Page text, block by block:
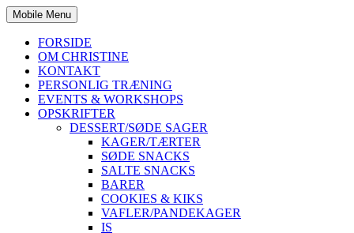
Mobile Menu
FORSIDE
OM CHRISTINE
KONTAKT
PERSONLIG TRÆNING
EVENTS & WORKSHOPS
OPSKRIFTER
DESSERT/SØDE SAGER
KAGER/TÆRTER
SØDE SNACKS
SALTE SNACKS
BARER
COOKIES & KIKS
VAFLER/PANDEKAGER
IS